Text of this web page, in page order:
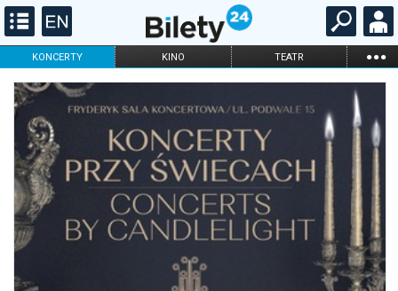
KONCERTY KINO TEATR ...
FILHARMONIA OPERA I BALET
DLA DZIECI
ONLINE KARNETY